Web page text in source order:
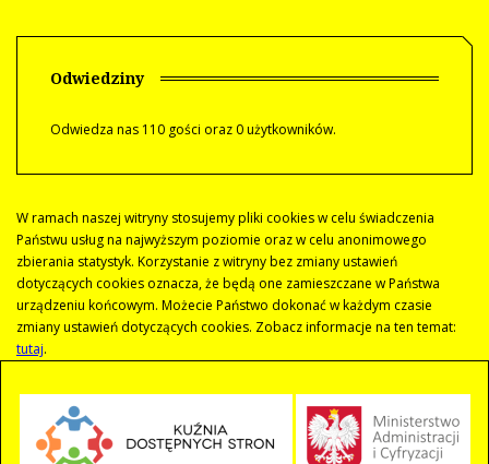
Odwiedziny
Odwiedza nas 110 gości oraz 0 użytkowników.
W ramach naszej witryny stosujemy pliki cookies w celu świadczenia
Państwu usług na najwyższym poziomie oraz w celu anonimowego
zbierania statystyk. Korzystanie z witryny bez zmiany ustawień
dotyczących cookies oznacza, że będą one zamieszczane w Państwa
urządzeniu końcowym. Możecie Państwo dokonać w każdym czasie
zmiany ustawień dotyczących cookies. Zobacz informacje na ten temat:
tutaj.